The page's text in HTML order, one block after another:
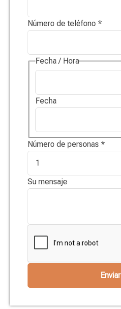
Número de teléfono *
Fecha / Hora
Fecha
Número de personas *
Su mensaje
Enviar